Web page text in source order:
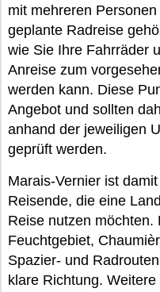
mit mehreren
geplante Radreise
wie Sie Ihre Fahrräder
Anreise zum
werden kann. Diese
Angebot und sollten
anhand der jeweiligen
geprüft werden.
Marais-Vernier ist
Reisende, die eine
Reise nutzen möchten.
Feuchtgebiet,
Spazier- und
klare Richtung.